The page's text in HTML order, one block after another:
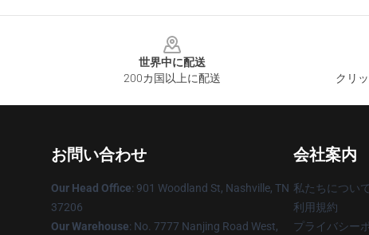
世界中に配送
200カ国以上に配送
クリ
お問い合わせ
Our Head Office: 901 Woodland St, Nashville, TN
37206
Our Warehouse: No. 7777 Nanjing Road West,
会社案内
私たちについて
利用規約
プライバシー